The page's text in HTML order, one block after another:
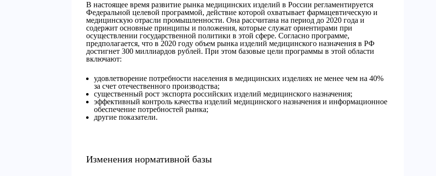
В настоящее время развитие рынка медицинских изделий в России регламентируется
Федеральной целевой программой, действие которой охватывает фармацевтическую и
медицинскую отрасли промышленности. Она рассчитана на период до 2020 года и
содержит основные принципы и положения, которые служат ориентирами при
осуществлении государственной политики в этой сфере. Согласно программе,
предполагается, что в 2020 году объем рынка изделий медицинского назначения в РФ
достигнет 300 миллиардов рублей. При этом базовые цели программы в этой области
включают:
удовлетворение потребности населения в медицинских изделиях не менее чем на 40%
за счет отечественного производства;
существенный рост экспорта российских изделий медицинского назначения;
эффективный контроль качества изделий медицинского назначения и информационное
обеспечение потребностей рынка;
другие показатели.
Изменения нормативной базы